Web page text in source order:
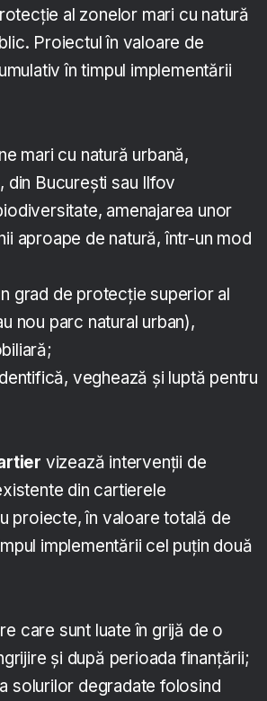
al zonelor mari cu natură
Proiectul în valoare de
în timpul implementării
mari cu natură urbană,
din București sau Ilfov
amenajarea unor
aproape de natură, într-un mod
grad de protecție superior al
nou parc natural urban),
veghează și luptă pentru
vizează intervenții de
din cartierele
proiecte, în valoare totală de
implementării cel puțin două
care sunt luate în grijă de o
și după perioada finanțării;
solurilor degradate folosind